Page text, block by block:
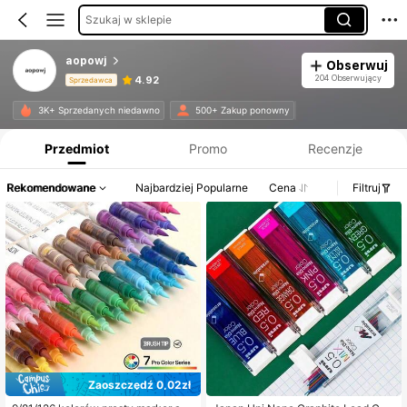
Szukaj w sklepie
aopowj
Sprzedawca 4.92
Obserwuj
204 Obserwujący
3K+ Sprzedanych niedawno 500+ Zakup ponowny
Przedmiot Promo Recenzje
Rekomendowane Najbardziej Popularne Cena Filtruj
Zaoszczędź 0,02zł